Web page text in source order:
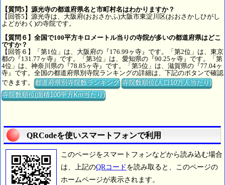
【質問5】源光寺の都道府県名と市町村名はわかりますか？
【回答5】源光寺は、大阪府(おおさかふ)大阪市東淀川区(おおさかしひがし
よどがわく)の寺院です。
【質問６】全国で100平方キロメートル当りの寺院が多いの都道府県はどこ
ですか？
【回答６】「第1位」は、大阪府の『176.99ヶ寺』です。「第2位」は、東京
都の『131.77ヶ寺』です。「第3位」は、愛知県の『90.25ヶ寺』です。「第
4位」は、神奈川県の『78.85ヶ寺』です。「第5位」は、滋賀県の『77.04ヶ
寺』です。全国の都道府県別寺院ランキングの詳細は、下記のボタンで確認
できます。都道府県別寺院数ランキング 寺院数順位(人口10万人当たり)
寺院数順位(面積100平方Km当たり)
QRCodeを使いスマートフォンで利用
このページをスマートフォンなどから読み込む場合
は、上記のQRコード を読み取ると、このページの
ホームページが表示されます。